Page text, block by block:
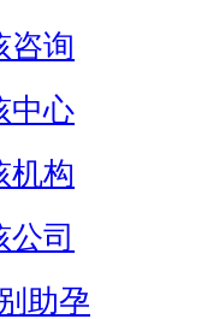
咨询
中心
机构
司
助孕